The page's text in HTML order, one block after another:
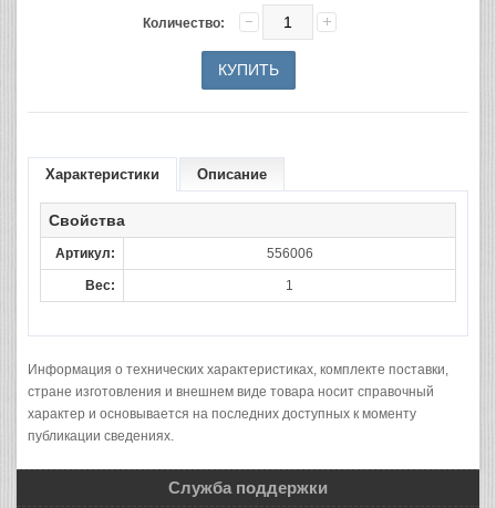
Количество:
Характеристики Описание
Свойства
Артикул: 556006
Вес: 1
Информация о технических характеристиках, комплекте поставки,
стране изготовления и внешнем виде товара носит справочный
характер и основывается на последних доступных к моменту
публикации сведениях.
Служба поддержки